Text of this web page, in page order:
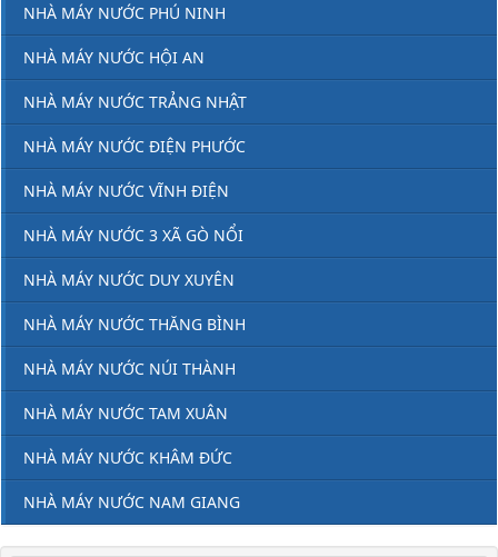
NHÀ MÁY NƯỚC PHÚ NINH
NHÀ MÁY NƯỚC HỘI AN
NHÀ MÁY NƯỚC TRẢNG NHẬT
NHÀ MÁY NƯỚC ĐIỆN PHƯỚC
NHÀ MÁY NƯỚC VĨNH ĐIỆN
NHÀ MÁY NƯỚC 3 XÃ GÒ NỔI
NHÀ MÁY NƯỚC DUY XUYÊN
NHÀ MÁY NƯỚC THĂNG BÌNH
NHÀ MÁY NƯỚC NÚI THÀNH
NHÀ MÁY NƯỚC TAM XUÂN
NHÀ MÁY NƯỚC KHÂM ĐỨC
NHÀ MÁY NƯỚC NAM GIANG